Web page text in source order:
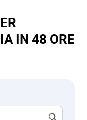
IN 48 ORE